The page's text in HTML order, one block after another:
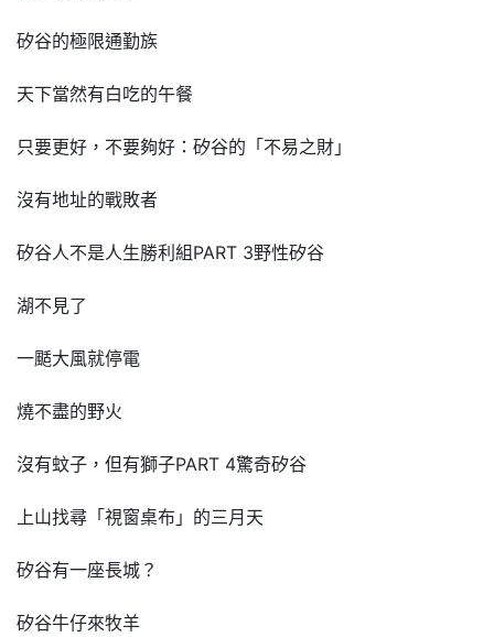
矽谷的極限通勤族
天下當然有白吃的午餐
只要更好，不要夠好：矽谷的「不易之財」
沒有地址的戰敗者
矽谷人不是人生勝利組PART 3野性矽谷
湖不見了
一颳大風就停電
燒不盡的野火
沒有蚊子，但有獅子PART 4驚奇矽谷
上山找尋「視窗桌布」的三月天
矽谷有一座長城？
矽谷牛仔來牧羊